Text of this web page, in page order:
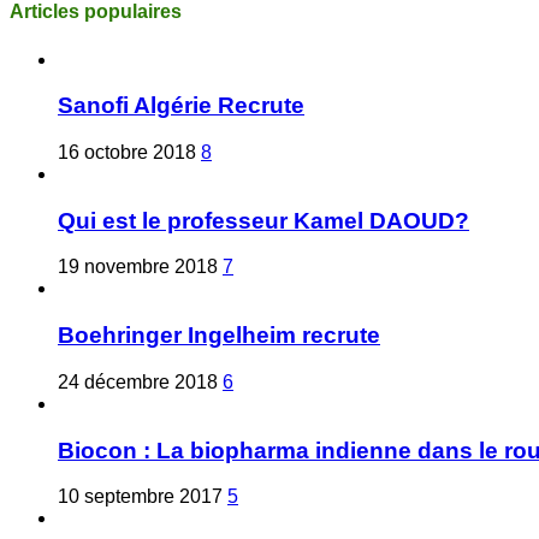
Articles populaires
Sanofi Algérie Recrute
16 octobre 2018 8
Qui est le professeur Kamel DAOUD?
19 novembre 2018 7
Boehringer Ingelheim recrute
24 décembre 2018 6
Biocon : La biopharma indienne dans le
10 septembre 2017 5